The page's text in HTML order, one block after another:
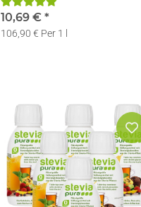
10,69 € *
106,90 € Per 1 l